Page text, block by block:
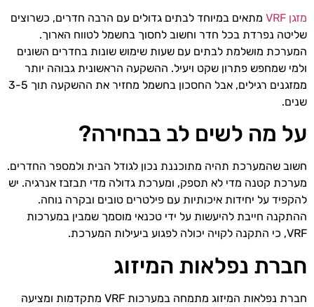
מזגן VRF
מתאים במיוחד לבתים גדולים עם הרבה חדרים, כשרוצים
שליטה נפרדת בכל חדר וחשוב לחסוך בחשמל לטווח הארוך.
המערכת מושלמת לבתים עם שעות שימוש שונות בחדרים השונים
ולמי שמחפש פתרון שקט ויעיל. ההשקעה הראשונית גבוהה יותר
ממזגנים רגילים, אבל החסכון בחשמל מחזיר את ההשקעה תוך 3-5
שנים.
על מה לשים לב בבחירה?
חשוב שהמערכת תהיה מתוכננת נכון לגודל הבית ולמספר החדרים.
מערכת קטנה מדי לא תספק, ומערכת גדולה מדי תבזבז אנרגיה. יש
להקפיד על יחידות איכותיות עם פילטרים טובים ובקרה נוחה.
ההתקנה חייבת להיעשות על ידי טכנאי מוסמך שמבין במערכות
VRF, כי התקנה לקויה יכולה לפגוע ביעילות המערכת.
חברת נפלאות המיזוג
חברת נפלאות המיזוג מתמחה במערכות VRF מתקדמות ומציעה